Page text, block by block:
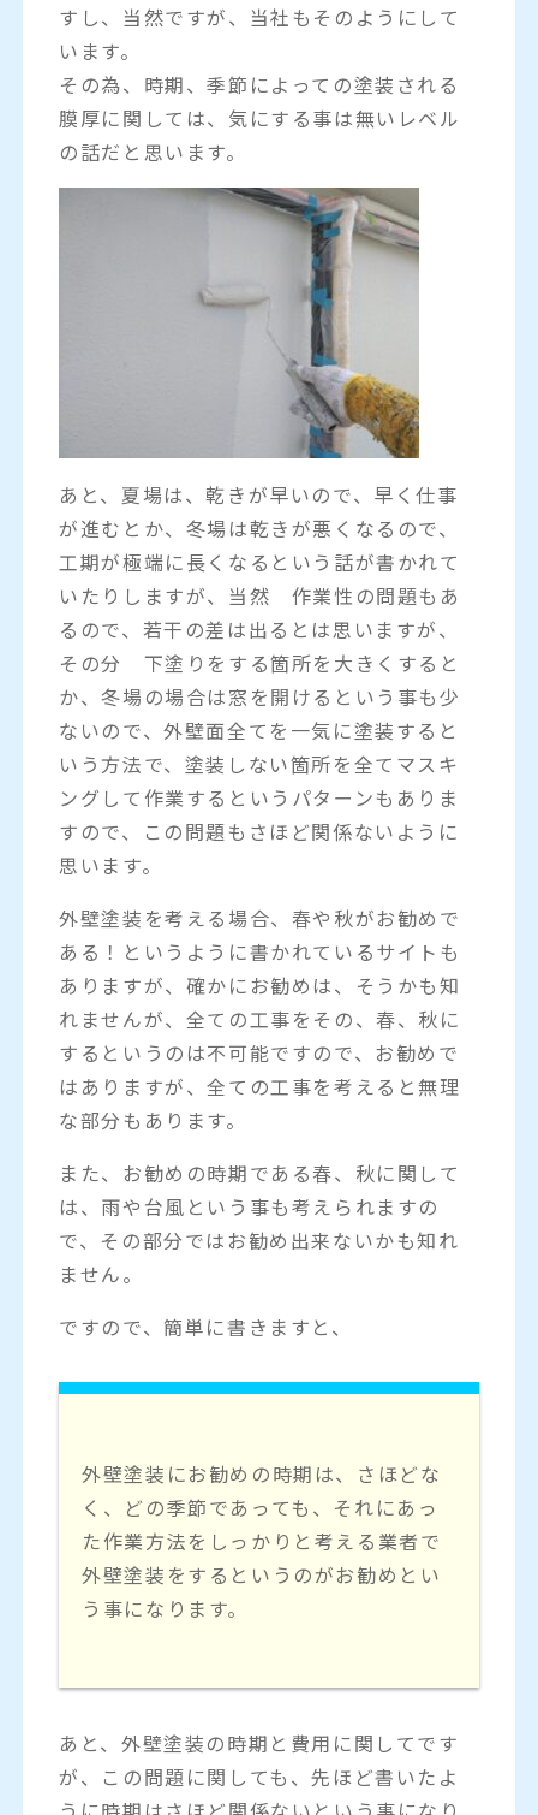
すし、当然ですが、当社もそのようにして
います。
その為、時期、季節によっての塗装される
膜厚に関しては、気にする事は無いレベル
の話だと思います。
あと、夏場は、乾きが早いので、早く仕事
が進むとか、冬場は乾きが悪くなるので、
工期が極端に長くなるという話が書かれて
いたりしますが、当然 作業性の問題もあ
るので、若干の差は出るとは思いますが、
その分 下塗りをする箇所を大きくすると
か、冬場の場合は窓を開けるという事も少
ないので、外壁面全てを一気に塗装すると
いう方法で、塗装しない箇所を全てマスキ
ングして作業するというパターンもありま
すので、この問題もさほど関係ないように
思います。
外壁塗装を考える場合、春や秋がお勧めで
ある！というように書かれているサイトも
ありますが、確かにお勧めは、そうかも知
れませんが、全ての工事をその、春、秋に
するというのは不可能ですので、お勧めで
はありますが、全ての工事を考えると無理
な部分もあります。
また、お勧めの時期である春、秋に関して
は、雨や台風という事も考えられますの
で、その部分ではお勧め出来ないかも知れ
ません。
ですので、簡単に書きますと、
外壁塗装にお勧めの時期は、さほどな
く、どの季節であっても、それにあっ
た作業方法をしっかりと考える業者で
外壁塗装をするというのがお勧めとい
う事になります。
あと、外壁塗装の時期と費用に関してです
が、この問題に関しても、先ほど書いたよ